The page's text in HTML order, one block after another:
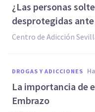
¿Las personas
desprotegidas
Centro de Adicción
DROGAS Y ADICCIONES
La importancia de
Embrazo